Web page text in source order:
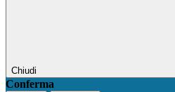
Chiudi
Conferma